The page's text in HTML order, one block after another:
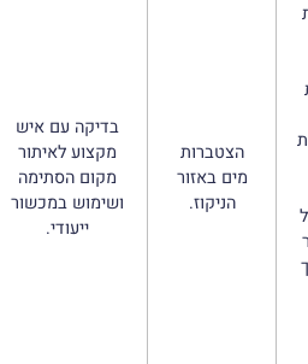
הצטברות
מים באזור
הניקוז.
בדיקה עם איש
מקצוע לאיתור
מקום הסתימה
ושימוש במכשור
ייעודי.